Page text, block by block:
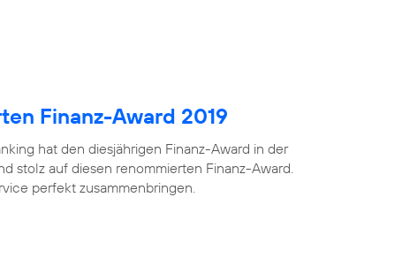
Finanz-Award 2019
hat den diesjährigen Finanz-Award in der
stolz auf diesen renommierten Finanz-Award.
perfekt zusammenbringen.